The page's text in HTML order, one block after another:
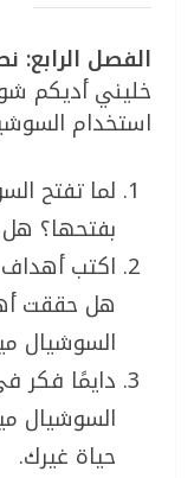
الفصل الرابع:
خليني أديكم
استخدام
لما تفتح
بفتحها؟
اكتب
هل حققت
السوشيال
دايمًا فكر
السوشيال
حياة غيرك.